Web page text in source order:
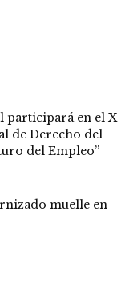
participará en el X
de Derecho del
del Empleo”
muelle en